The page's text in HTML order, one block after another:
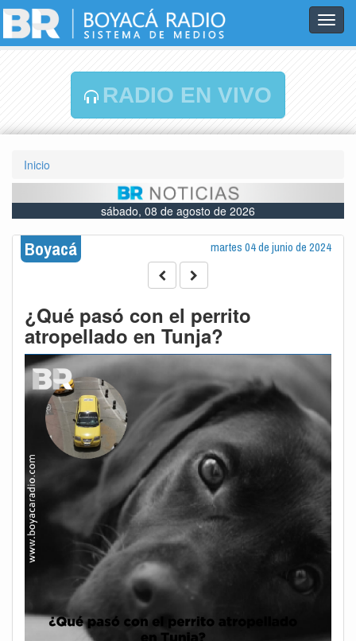
RADIO EN VIVO
Inicio
sábado, 08 de agosto de 2026
Boyacá martes 04 de junio de 2024
¿Qué pasó con el perrito
atropellado en Tunja?